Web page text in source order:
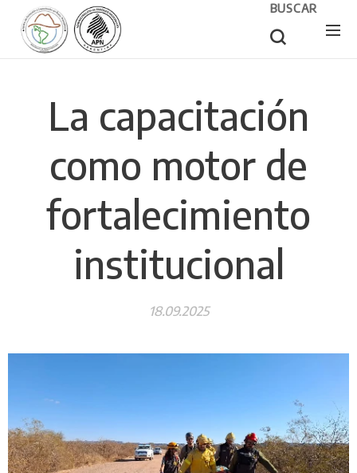
BUSCAR
La capacitación
como motor de
fortalecimiento
institucional
18.09.2025